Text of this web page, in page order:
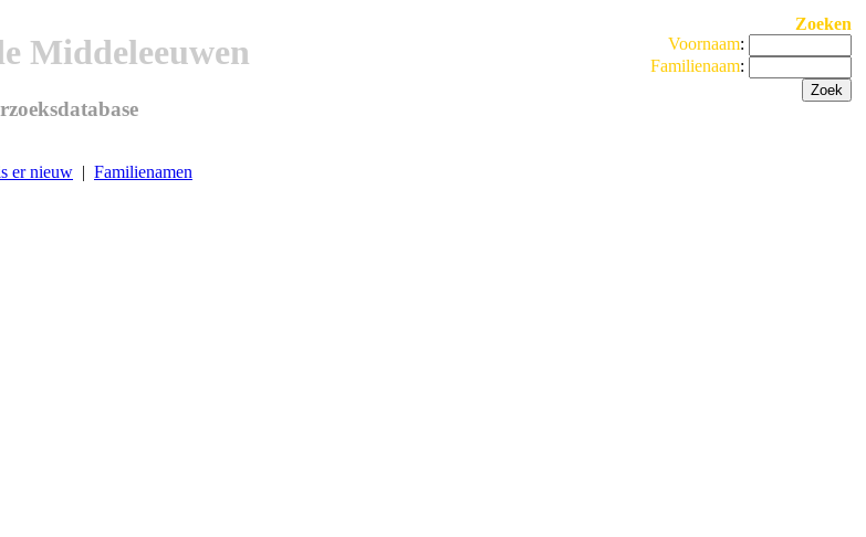
Middeleeuwen
er nieuw | Familienamen
Zoeken
Voornaam:
Familienaam: